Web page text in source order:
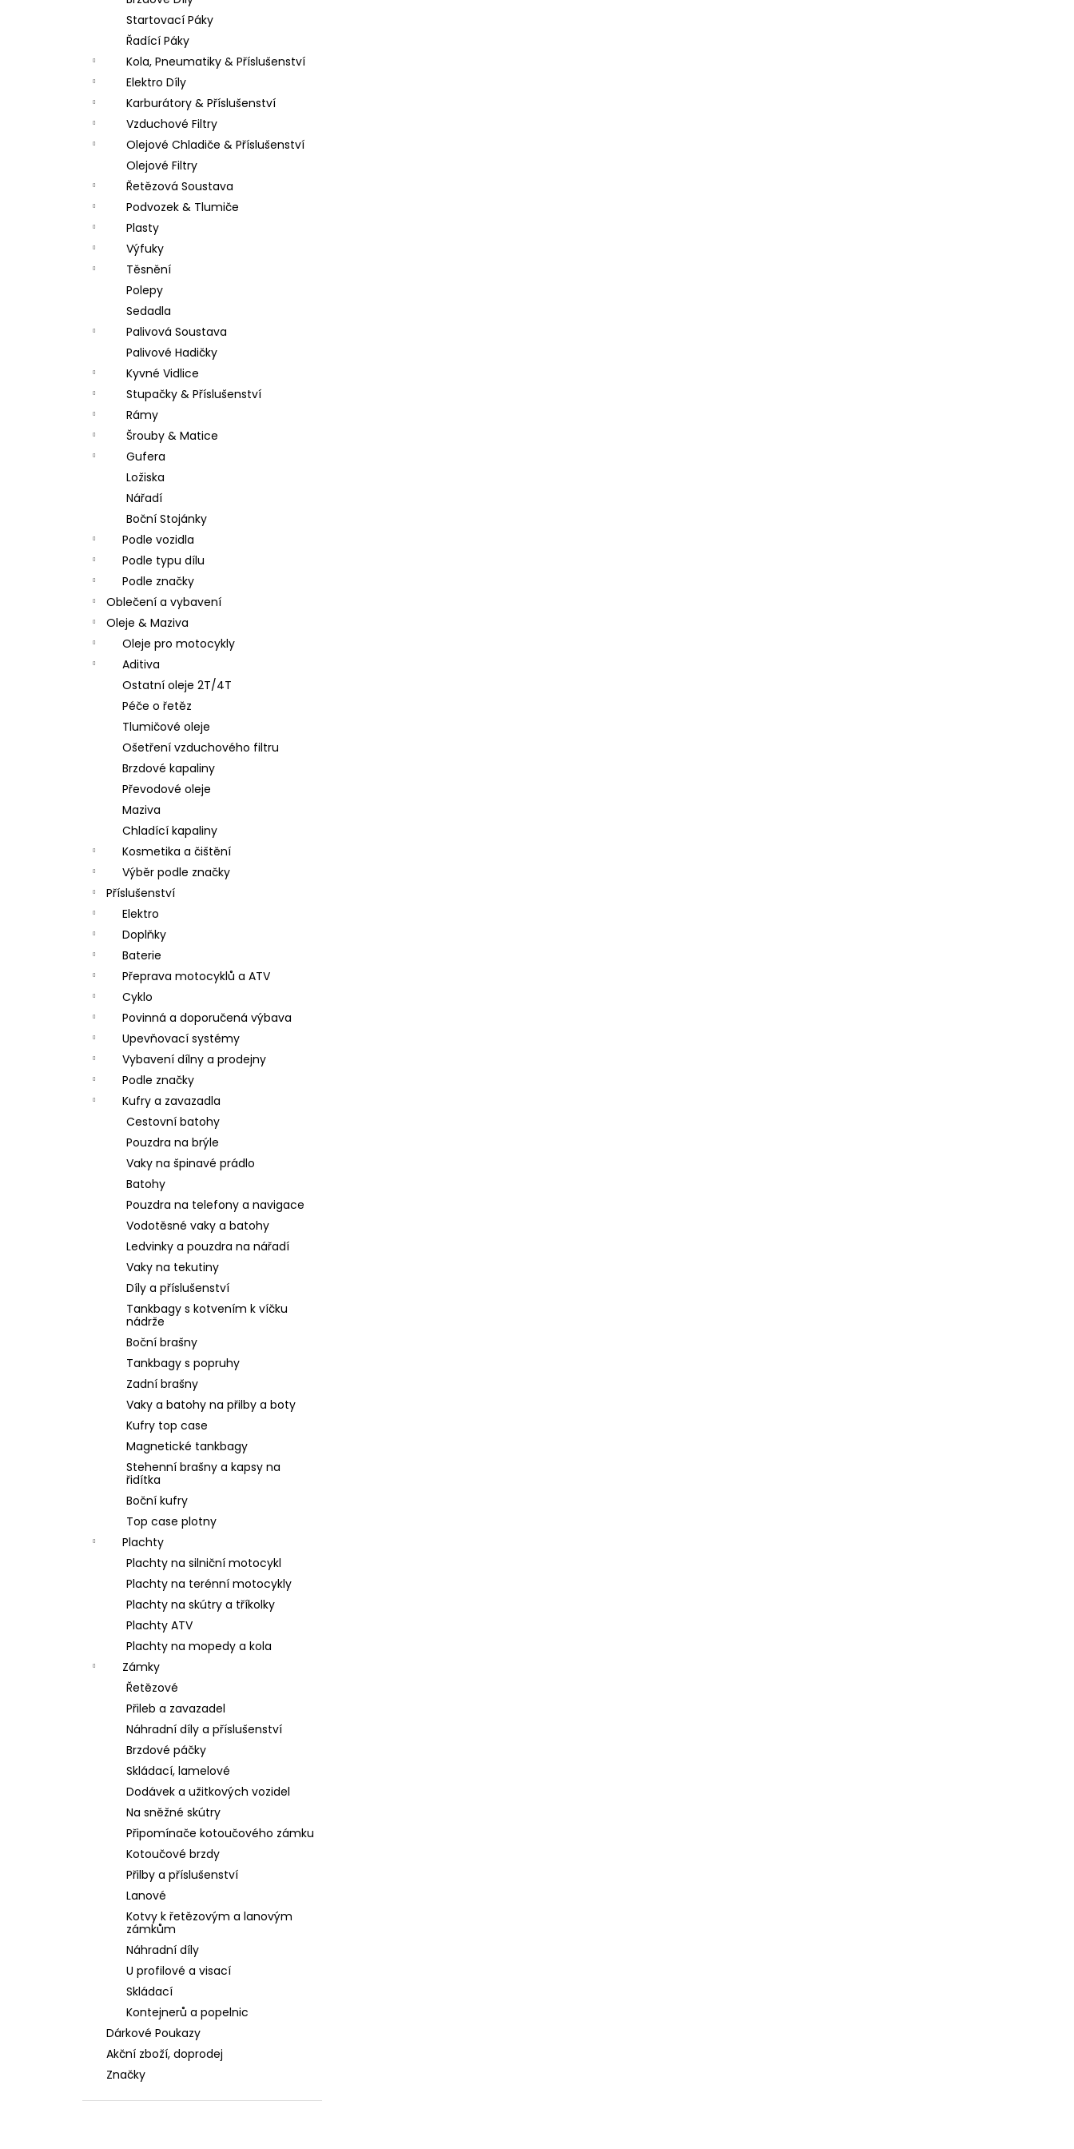
Startovací Páky
Řadící Páky
Kola, Pneumatiky & Příslušenství
Elektro Díly
Karburátory & Příslušenství
Vzduchové Filtry
Olejové Chladiče & Příslušenství
Olejové Filtry
Řetězová Soustava
Podvozek & Tlumiče
Plasty
Výfuky
Těsnění
Polepy
Sedadla
Palivová Soustava
Palivové Hadičky
Kyvné Vidlice
Stupačky & Příslušenství
Rámy
Šrouby & Matice
Gufera
Ložiska
Nářadí
Boční Stojánky
Podle vozidla
Podle typu dílu
Podle značky
Oblečení a vybavení
Oleje & Maziva
Oleje pro motocykly
Aditiva
Ostatní oleje 2T/4T
Péče o řetěz
Tlumičové oleje
Ošetření vzduchového filtru
Brzdové kapaliny
Převodové oleje
Maziva
Chladící kapaliny
Kosmetika a čištění
Výběr podle značky
Příslušenství
Elektro
Doplňky
Baterie
Přeprava motocyklů a ATV
Cyklo
Povinná a doporučená výbava
Upevňovací systémy
Vybavení dílny a prodejny
Podle značky
Kufry a zavazadla
Cestovní batohy
Pouzdra na brýle
Vaky na špinavé prádlo
Batohy
Pouzdra na telefony a navigace
Vodotěsné vaky a batohy
Ledvinky a pouzdra na nářadí
Vaky na tekutiny
Díly a příslušenství
Tankbagy s kotvením k víčku
nádrže
Boční brašny
Tankbagy s popruhy
Zadní brašny
Vaky a batohy na přilby a boty
Kufry top case
Magnetické tankbagy
Stehenní brašny a kapsy na
řidítka
Boční kufry
Top case plotny
Plachty
Plachty na silniční motocykl
Plachty na terénní motocykly
Plachty na skútry a tříkolky
Plachty ATV
Plachty na mopedy a kola
Zámky
Řetězové
Přileb a zavazadel
Náhradní díly a příslušenství
Brzdové páčky
Skládací, lamelové
Dodávek a užitkových vozidel
Na sněžné skútry
Připomínače kotoučového zámku
Kotoučové brzdy
Přilby a příslušenství
Lanové
Kotvy k řetězovým a lanovým
zámkům
Náhradní díly
U profilové a visací
Skládací
Kontejnerů a popelnic
Dárkové Poukazy
Akční zboží, doprodej
Značky
PITBIKE DUŠE PŘEDNÍ 14 PALCŮ
200 Kč